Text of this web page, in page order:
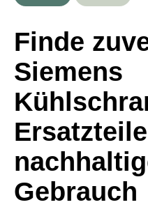
Finde
Siemens
Gebrauch